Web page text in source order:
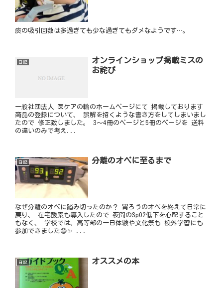
痰の吸引回数は多過ぎても少な過ぎてもダメなようです…。
日記
オンラインショップ掲載ミスの
お詫び
一般社団法人 医ケアの輪のホームページにて 掲載しております
商品の登録について、 誤解を招くような書き方をしてしまいまし
たので 修正致しました。 3～4冊のページと5冊のページを 送料
の違いのみで考え...
日記 分離のオペに至るまで
なぜ分離のオペに踏み切ったのか？ 胃ろうのオペを終えて日常に
戻り、 在宅酸素も導入したので 夜間のSpO2低下を心配すること
もなく、 学校では、高等部の一日体験や文化祭も 校外学習にも
参加できました😄✨ ...
日記 オススメの本